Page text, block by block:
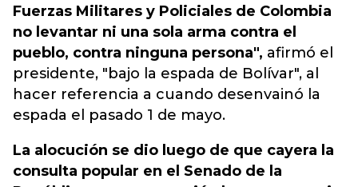
Fuerzas Militares y Policiales de Colombia
no levantar ni una sola arma contra el
pueblo, contra ninguna persona", afirmó el
presidente, "bajo la espada de Bolívar", al
hacer referencia a cuando desenvainó la
espada el pasado 1 de mayo.
La alocución se dio luego de que cayera la
consulta popular en el Senado de la